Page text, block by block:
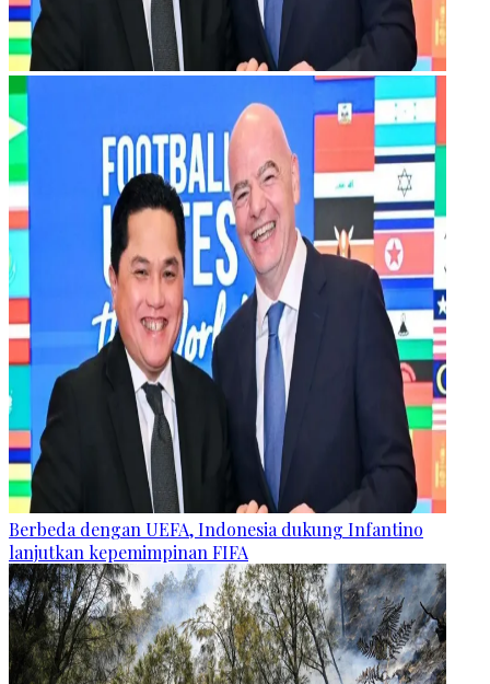
Berbeda dengan UEFA, Indonesia dukung Infantino
lanjutkan kepemimpinan FIFA